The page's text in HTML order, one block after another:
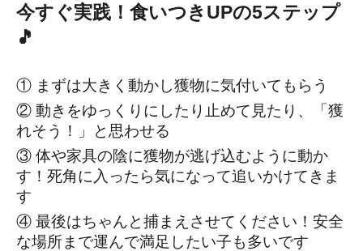
今すぐ実践！食いつきUPの5ステップ
🎵
① まずは大きく動かし獲物に気付いてもらう
② 動きをゆっくりにしたり止めて見たり、「獲
れそう！」と思わせる
③ 体や家具の陰に獲物が逃げ込むように動か
す！死角に入ったら気になって追いかけてきま
す
④ 最後はちゃんと捕まえさせてください！安全
な場所まで運んで満足したい子も多いです